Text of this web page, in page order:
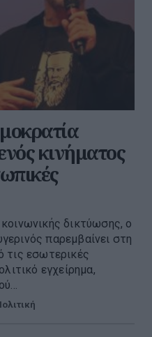
κινήματος
δικτύωσης, ο
παρεμβαίνει στη
τις εσωτερικές
εγχείρημα,